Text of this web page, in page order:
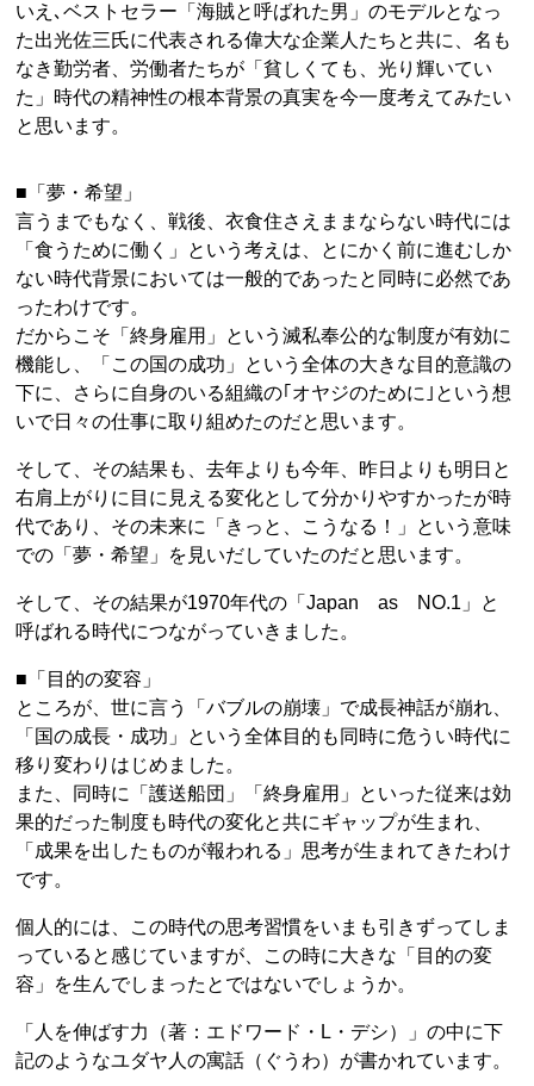
いえ､ベストセラー「海賊と呼ばれた男」のモデルとなっ
た出光佐三氏に代表される偉大な企業人たちと共に、名も
なき勤労者、労働者たちが「貧しくても、光り輝いてい
た」時代の精神性の根本背景の真実を今一度考えてみたい
と思います。
■「夢・希望」
言うまでもなく、戦後、衣食住さえままならない時代には
「食うために働く」という考えは、とにかく前に進むしか
ない時代背景においては一般的であったと同時に必然であ
ったわけです。
だからこそ「終身雇用」という滅私奉公的な制度が有効に
機能し、「この国の成功」という全体の大きな目的意識の
下に、さらに自身のいる組織の｢オヤジのために｣という想
いで日々の仕事に取り組めたのだと思います。
そして、その結果も、去年よりも今年、昨日よりも明日と
右肩上がりに目に見える変化として分かりやすかったが時
代であり、その未来に「きっと、こうなる！」という意味
での「夢・希望」を見いだしていたのだと思います。
そして、その結果が1970年代の「Japan as NO.1」と
呼ばれる時代につながっていきました。
■「目的の変容」
ところが、世に言う「バブルの崩壊」で成長神話が崩れ、
「国の成長・成功」という全体目的も同時に危うい時代に
移り変わりはじめました。
また、同時に「護送船団」「終身雇用」といった従来は効
果的だった制度も時代の変化と共にギャップが生まれ、
「成果を出したものが報われる」思考が生まれてきたわけ
です。
個人的には、この時代の思考習慣をいまも引きずってしま
っていると感じていますが、この時に大きな「目的の変
容」を生んでしまったとではないでしょうか。
「人を伸ばす力（著：エドワード・L・デシ）」の中に下
記のようなユダヤ人の寓話（ぐうわ）が書かれています。